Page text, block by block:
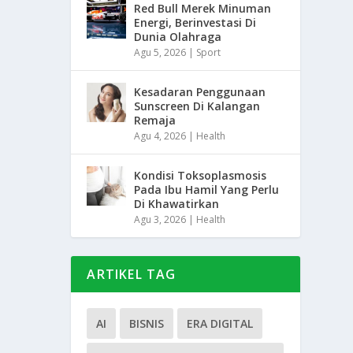
Red Bull Merek Minuman
Energi, Berinvestasi Di
Dunia Olahraga
Agu 5, 2026 | Sport
Kesadaran Penggunaan
Sunscreen Di Kalangan
Remaja
Agu 4, 2026 | Health
Kondisi Toksoplasmosis
Pada Ibu Hamil Yang Perlu
Di Khawatirkan
Agu 3, 2026 | Health
ARTIKEL TAG
AI BISNIS ERA DIGITAL